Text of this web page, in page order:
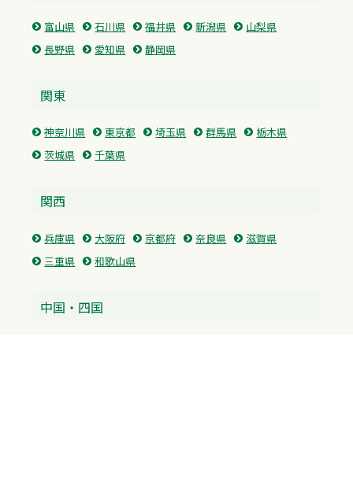
富山県 石川県 福井県 新潟県
山梨県
長野県
愛知県 静岡県
関東
神奈川県 東京都 埼玉県 群馬県
栃木県
茨城県
千葉県
関西
兵庫県 大阪府 京都府 奈良県
滋賀県
三重県
和歌山県
中国・四国